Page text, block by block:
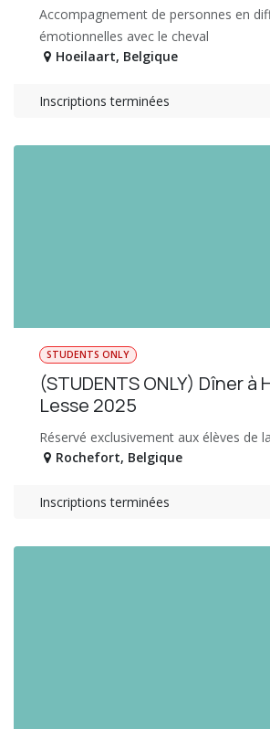
Accompagnement de personnes en
émotionnelles avec le cheval
Hoeilaart, Belgique
Inscriptions terminées
STUDENTS ONLY
(STUDENTS ONLY) Dîner à
Lesse 2025
Réservé exclusivement aux élèves de
Rochefort, Belgique
Inscriptions terminées